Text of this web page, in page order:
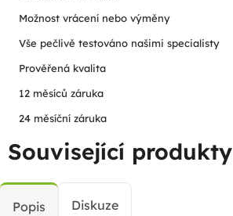
Možnost vrácení nebo výměny
Vše pečlivě testováno našimi specialisty
Prověřená kvalita
12 měsíců záruka
24 měsíční záruka
Související produkty
Popis Diskuze